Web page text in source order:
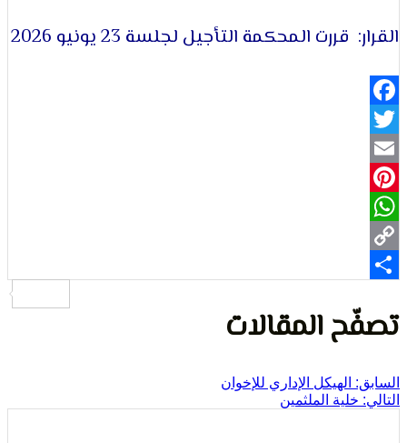
المحكمة التأجيل لجلسة 23 يونيو 2026
المقالات
الهيكل الإداري للإخوان
الملثمين